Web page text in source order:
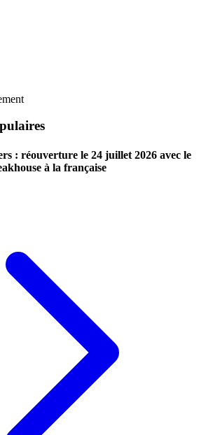
: réouverture le 24 juillet 2026 avec le
à la française